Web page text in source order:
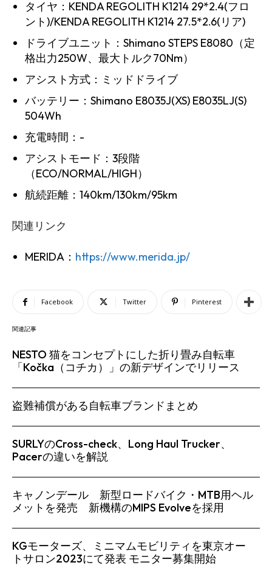
タイヤ：KENDA REGOLITH K1214 29*2.4(フロ
ント)/KENDA REGOLITH K1214 27.5*2.6(リア)
ドライブユニット：Shimano STEPS E8080（定
格出力250W、最大トルク70Nm）
アシスト方式：ミッドドライブ
バッテリー：Shimano E8035J(XS) E8035LJ(S)
504Wh
充電時間：-
アシストモード：3段階
（ECO/NORMAL/HIGH）
航続距離：140km/130km/95km
関連リンク
MERIDA： https://www.merida.jp/
Facebook Twitter Pinterest
関連記事
NESTO 猫をコンセプトにした折り畳み自転車
「Kočka（コチカ）」の新デザインでリリース
盗難補償がある自転車ブランドまとめ
SURLYのCross-check、Long Haul Trucker、
Pacerの違いを解説
キャノンデール 新型ロードバイク・MTB用ヘル
メットを発売 新機構のMIPS Evolveを採用
KGモーターズ、ミニマムモビリティを東京オー
トサロン2023にて発表 モニター募集開始